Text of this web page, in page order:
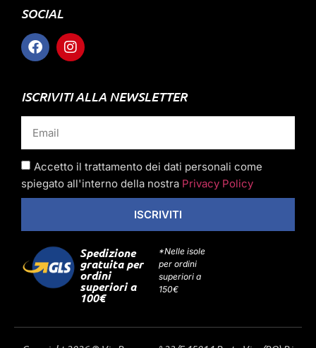
SOCIAL
ISCRIVITI ALLA NEWSLETTER
Accetto il trattamento dei dati personali come
spiegato all'interno della nostra Privacy Policy
ISCRIVITI
Spedizione
gratuita per
ordini
superiori a
100€
*Nelle isole
per ordini
superiori a
150€